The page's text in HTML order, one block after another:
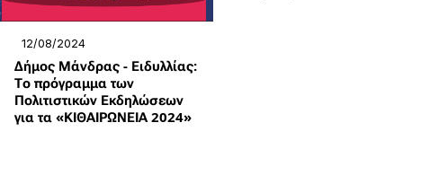
12/08/2024
Δήμος Μάνδρας - Ειδυλλίας:
Το πρόγραμμα των
Πολιτιστικών Εκδηλώσεων
για τα «ΚΙΘΑΙΡΩΝΕΙΑ 2024»